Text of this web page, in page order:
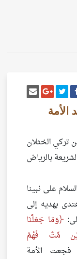
شارك على فيسبوك
أنشر تغريدةشارك على
الأمة
تركي الخثلان
بالرياض
على نبينا
بهديه إلى
وَمَا جَعَلۡنَا
مِّتَّ فَهُمُ
لقد فجعت الأمة